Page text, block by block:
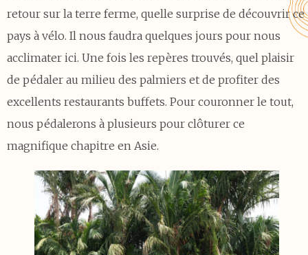
retour sur la terre ferme, quelle surprise de découvrir ce
pays à vélo. Il nous faudra quelques jours pour nous
acclimater ici. Une fois les repères trouvés, quel plaisir
de pédaler au milieu des palmiers et de profiter des
excellents restaurants buffets. Pour couronner le tout,
nous pédalerons à plusieurs pour clôturer ce
magnifique chapitre en Asie.